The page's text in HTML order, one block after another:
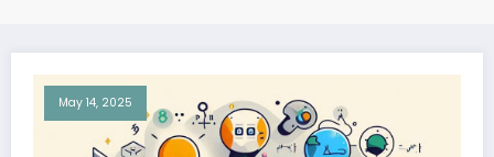
May 14, 2025